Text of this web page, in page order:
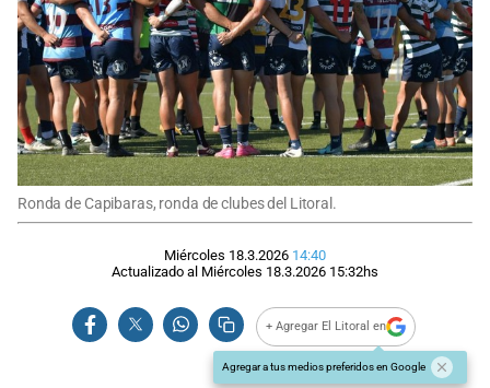
Ronda de Capibaras, ronda de clubes del Litoral.
Miércoles 18.3.2026 14:40
Actualizado al Miércoles 18.3.2026 15:32hs
+ Agregar El Litoral en
Agregar a tus medios preferidos en Google